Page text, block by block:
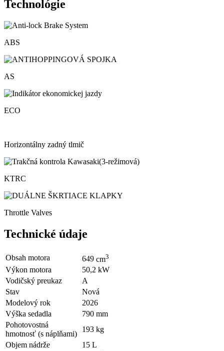
Technológie
ABS
AS
ECO
Horizontálny zadný tlmič
KTRC
Throttle Valves
Technické údaje
Obsah motora 649 cm3
Výkon motora 50,2 kW
Vodičský preukaz
A
Stav
Nová
Modelový rok
2026
Výška sedadla
790 mm
Pohotovostná
hmotnosť (s náplňami)
193 kg
Objem nádrže
15 L